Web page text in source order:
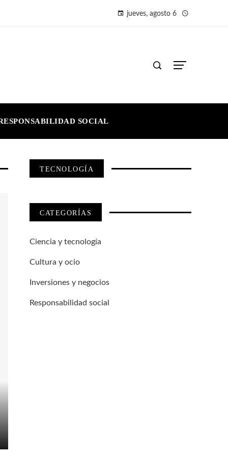
jueves, agosto 6
SOCIAL
TECNOLOGÍA
CATEGORÍAS
Ciencia y tecnología
Cultura y ocio
Inversiones y negocios
Responsabilidad social